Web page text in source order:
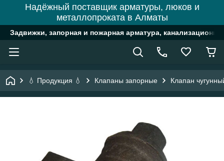
Надёжный поставщик арматуры, люков и
металлопроката в Алматы
Задвижки, запорная и пожарная арматура,
💧 Продукция 💧 Клапаны запорные Клапан